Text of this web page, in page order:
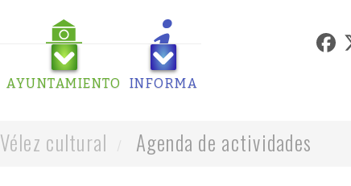
AYUNTAMIENTO INFORMA
Vélez cultural Agenda de actividades